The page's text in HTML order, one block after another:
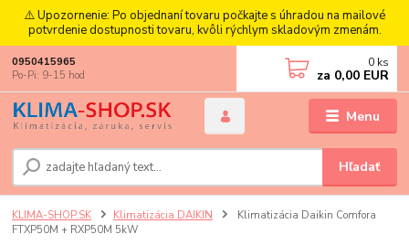
⚠️ Upozornenie: Po objednaní tovaru počkajte s úhradou na mailové
potvrdenie dostupnosti tovaru, kvôli rýchlym skladovým zmenám.
Menu
Hľadať
0950415965
Po-Pi: 9-15 hod
0 ks
za 0,00 EUR
KLIMA-SHOP.SK Klimatizácia DAIKIN
Klimatizácia Daikin Comfora
FTXP50M + RXP50M 5kW